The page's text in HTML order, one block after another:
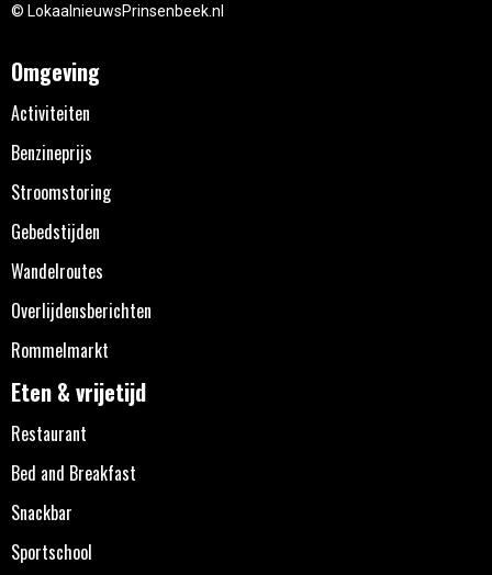
© LokaalnieuwsPrinsenbeek.nl
Omgeving
Activiteiten
Benzineprijs
Stroomstoring
Gebedstijden
Wandelroutes
Overlijdensberichten
Rommelmarkt
Eten & vrijetijd
Restaurant
Bed and Breakfast
Snackbar
Sportschool